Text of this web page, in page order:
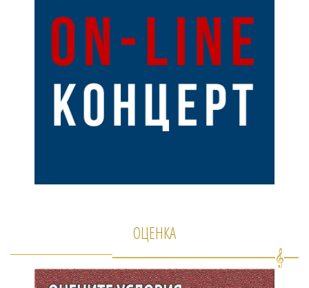
ОЦЕНКА